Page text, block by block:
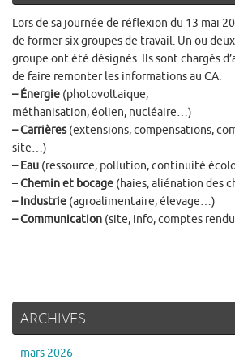
Lors de sa journée de réflexion du 13 mai
de former six groupes de travail. Un ou
groupe ont été désignés. Ils sont chargés
de faire remonter les informations au CA.
– Énergie (photovoltaique,
méthanisation, éolien, nucléaire…)
– Carrières(extensions, compensations,
site…)
– Eau (ressource, pollution, continuité
–Chemin et bocage (haies, aliénation des
– Industrie (agroalimentaire, élevage…)
– Communication (site, info, comptes
ARCHIVES
mars 2026